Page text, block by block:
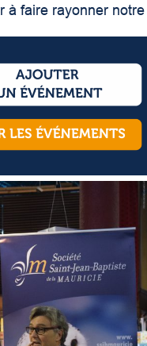
à faire rayonner